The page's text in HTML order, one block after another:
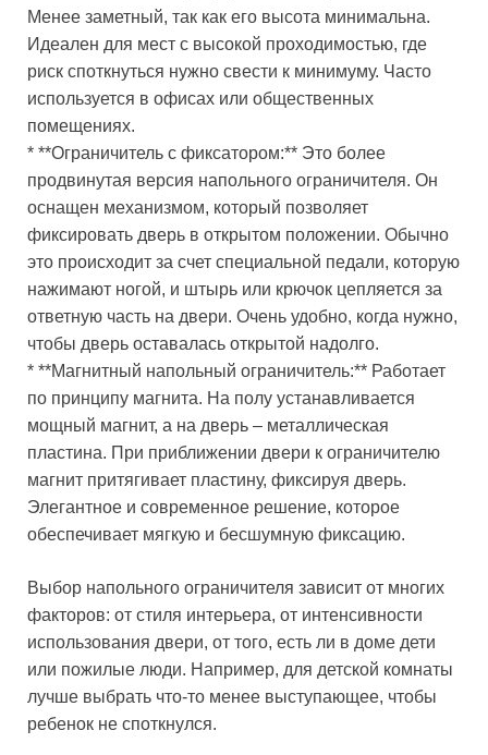
Менее заметный, так как его высота минимальна.
Идеален для мест с высокой проходимостью, где
риск споткнуться нужно свести к минимуму. Часто
используется в офисах или общественных
помещениях.
* **Ограничитель с фиксатором:** Это более
продвинутая версия напольного ограничителя. Он
оснащен механизмом, который позволяет
фиксировать дверь в открытом положении. Обычно
это происходит за счет специальной педали, которую
нажимают ногой, и штырь или крючок цепляется за
ответную часть на двери. Очень удобно, когда нужно,
чтобы дверь оставалась открытой надолго.
* **Магнитный напольный ограничитель:** Работает
по принципу магнита. На полу устанавливается
мощный магнит, а на дверь – металлическая
пластина. При приближении двери к ограничителю
магнит притягивает пластину, фиксируя дверь.
Элегантное и современное решение, которое
обеспечивает мягкую и бесшумную фиксацию.
Выбор напольного ограничителя зависит от многих
факторов: от стиля интерьера, от интенсивности
использования двери, от того, есть ли в доме дети
или пожилые люди. Например, для детской комнаты
лучше выбрать что-то менее выступающее, чтобы
ребенок не споткнулся.